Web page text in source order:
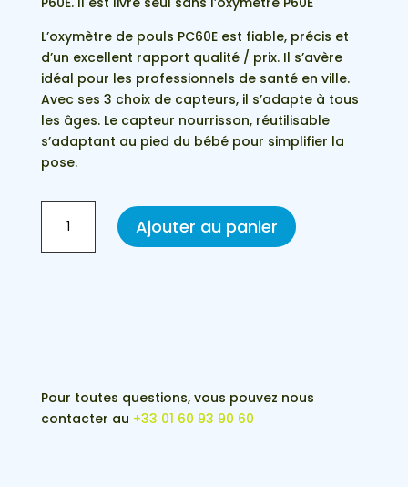
L’oxymètre de pouls PC60E est fiable, précis et
d’un excellent rapport qualité / prix. Il s’avère
idéal pour les professionnels de santé en ville.
Avec ses 3 choix de capteurs, il s’adapte à tous
les âges. Le capteur nourrisson, réutilisable
s’adaptant au pied du bébé pour simplifier la
pose.
Capteur
professionnel
Ajouter au panier
Pour toutes questions, vous pouvez nous
contacter au +33 01 60 93 90 60